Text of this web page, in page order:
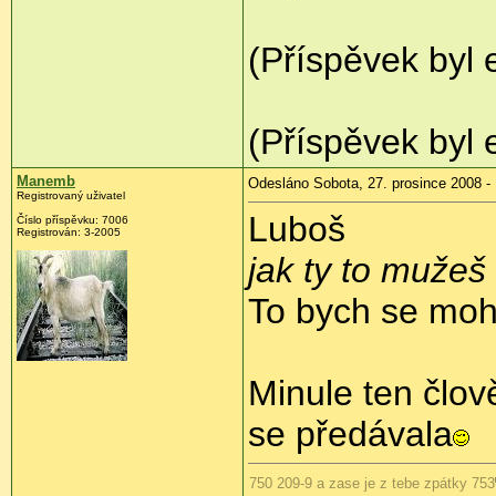
(Příspěvek byl
(Příspěvek byl
Manemb
Registrovaný uživatel
Číslo příspěvku: 7006
Registrován: 3-2005
Odesláno Sobota, 27. prosince 2008 -
Luboš
jak ty to
To bych se
Minule ten
se předávala
750 209-9 a zase je z tebe zpátky 753